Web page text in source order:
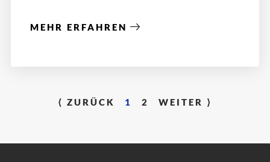
MEHR ERFAHREN
⟨ ZURÜCK 1 2 WEITER ⟩